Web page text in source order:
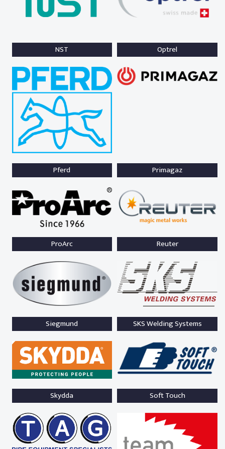
NST Optrel
Pferd Primagaz
ProArc Reuter
Siegmund SKS Welding Systems
Skydda Soft Touch